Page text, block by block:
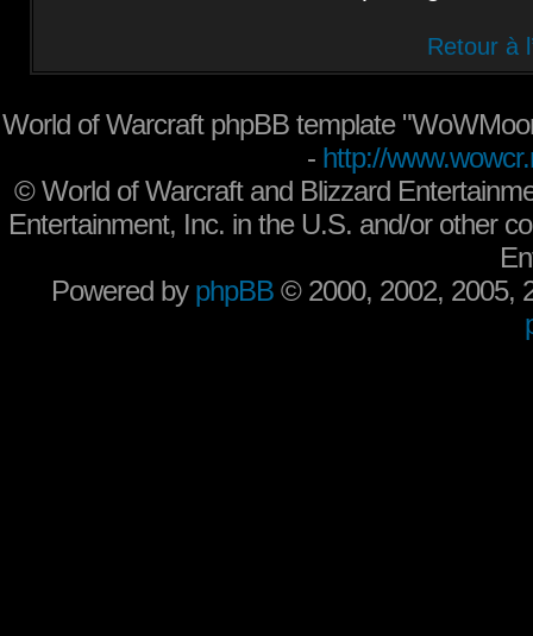
Retour à
World of Warcraft phpBB template
- http://
©World of Warcraft and Blizzard
Entertainment, Inc. in the U.S. and/or other
Powered by phpBB © 2000, 2002, 2005,